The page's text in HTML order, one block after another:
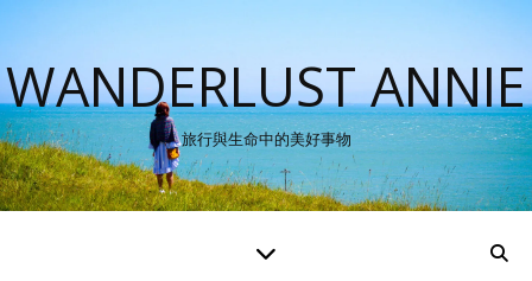
WANDERLUST ANNIE
旅行與生命中的美好事物